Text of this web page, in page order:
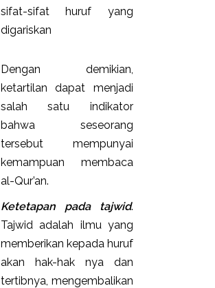
sifat-sifat huruf yang
digariskan
Dengan demikian,
ketartilan dapat menjadi
salah satu indikator
bahwa seseorang
tersebut mempunyai
kemampuan membaca
al-Qur’an.
Ketetapan pada tajwid.
Tajwid adalah ilmu yang
memberikan kepada huruf
akan hak-hak nya dan
tertibnya, mengembalikan